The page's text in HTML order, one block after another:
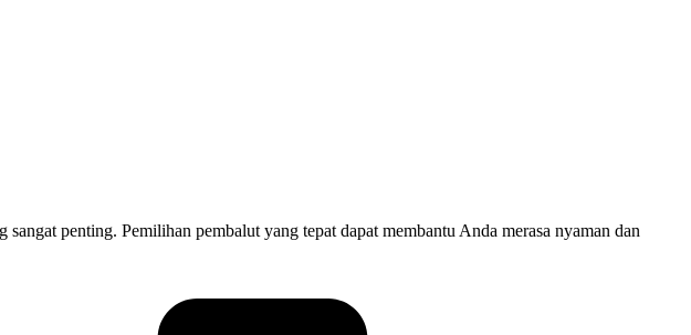
penting. Pemilihan pembalut yang tepat dapat membantu Anda merasa nyaman dan